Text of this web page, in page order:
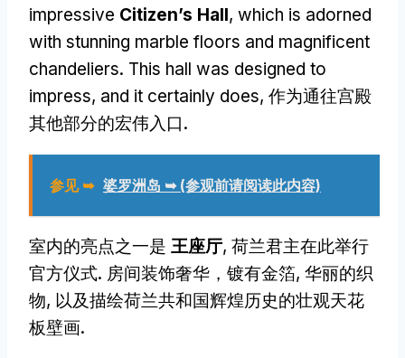
impressive Citizen’s Hall, which is adorned
with stunning marble floors and magnificent
chandeliers. This hall was designed to
impress, and it certainly does, 作为通往宫殿
其他部分的宏伟入口.
参见 ➥ 婆罗洲岛 ➥ (参观前请阅读此内容)
室内的亮点之一是 王座厅, 荷兰君主在此举行
官方仪式. 房间装饰奢华，镀有金箔, 华丽的织
物, 以及描绘荷兰共和国辉煌历史的壮观天花
板壁画.